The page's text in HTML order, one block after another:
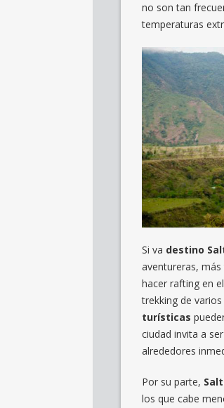
no son tan
temperaturas
Si va destino
aventureras,
hacer rafting en
trekking de
turísticas
ciudad invita a
alrededores
Por su parte,
los que cabe